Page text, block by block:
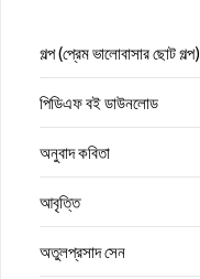
গল্প (প্রেম ভালোবাসার ছোট গল্প)
পিডিএফ বই ডাউনলোড
অনুবাদ কবিতা
আবৃত্তি
অতুলপ্রসাদ সেন